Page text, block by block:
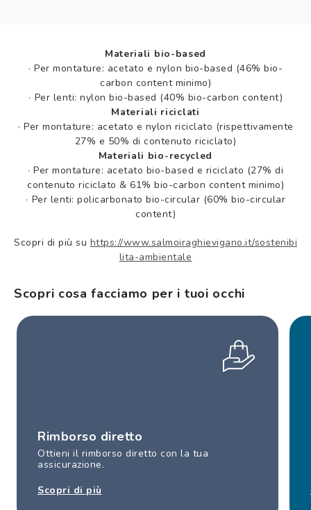
Materiali bio-based
· Per montature: acetato e nylon bio-based (46% bio-
carbon content minimo)
· Per lenti: nylon bio-based (40% bio-carbon content)
Materiali riciclati
· Per montature: acetato e nylon riciclato (rispettivamente
27% e 50% di contenuto riciclato)
Materiali bio-recycled
· Per montature: acetato bio-based e riciclato (27% di
contenuto riciclato & 61% bio-carbon content minimo)
· Per lenti: policarbonato bio-circular (60% bio-circular
content)
Scopri di più su https://www.salmoiraghievigano.it/sostenibi
lita-ambientale
Scopri cosa facciamo per i tuoi occhi
Rimborso diretto
Ottieni il rimborso diretto con la tua
assicurazione.
Scopri di più